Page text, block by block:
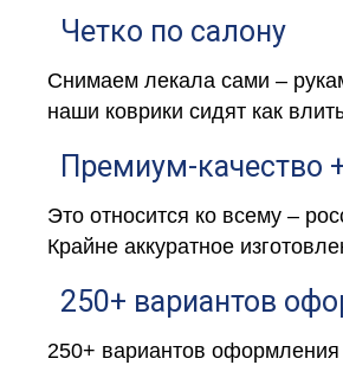
Четко по салону
Снимаем лекала сами –
наши коврики сидят как
Премиум-качество
Это относится ко всему –
Крайне аккуратное
250+ вариантов
250+ вариантов оформления